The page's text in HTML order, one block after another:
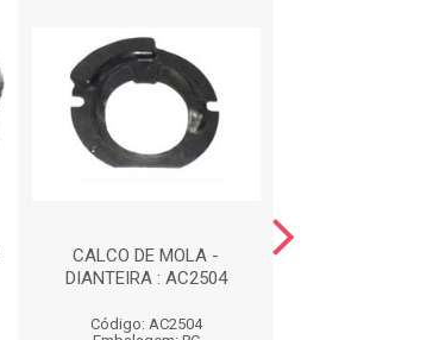
CALCO DE MOLA -
DIANTEIRA : AC2504
Código: AC2504